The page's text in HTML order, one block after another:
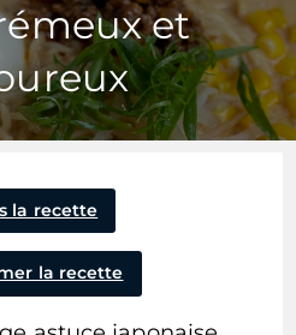
et
la recette
la recette